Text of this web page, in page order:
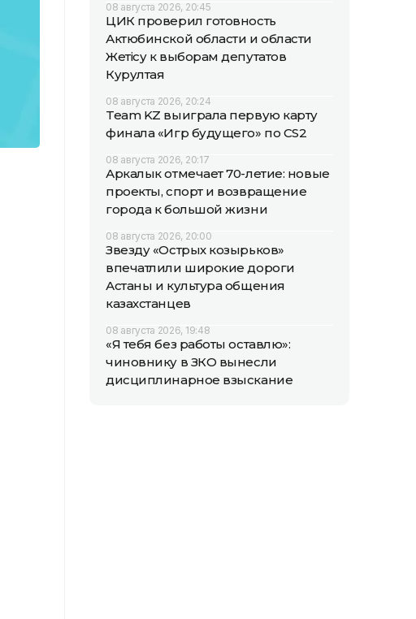
08 августа 2026, 20:45
ЦИК проверил готовность
Актюбинской области и области
Жетісу к выборам депутатов
Курултая
08 августа 2026, 20:24
Team KZ выиграла первую карту
финала «Игр будущего» по CS2
08 августа 2026, 20:17
Аркалык отмечает 70-летие: новые
проекты, спорт и возвращение
города к большой жизни
08 августа 2026, 20:00
Звезду «Острых козырьков»
впечатлили широкие дороги
Астаны и культура общения
казахстанцев
08 августа 2026, 19:48
«Я тебя без работы оставлю»:
чиновнику в ЗКО вынесли
дисциплинарное взыскание